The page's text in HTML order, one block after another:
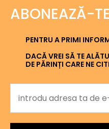
ABONEAZĂ-
PENTRU A PRIMI
DACĂ VREI SĂ TE
DE PĂRINȚI CARE NE